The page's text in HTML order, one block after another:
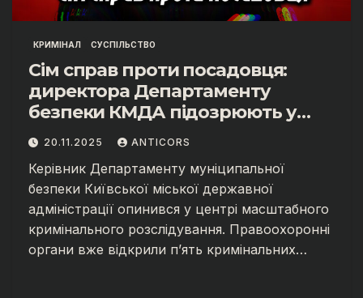
КРИМІНАЛ СУСПІЛЬСТВО
Сім справ проти посадовця:
директора Департаменту
безпеки КМДА підозрюють у
масштабних зловживаннях.
20.11.2025 ANTICORS
Керівник Департаменту муніципальної
безпеки Київської міської державної
адміністрації опинився у центрі масштабного
кримінального розслідування. Правоохоронні
органи вже відкрили п’ять кримінальних…